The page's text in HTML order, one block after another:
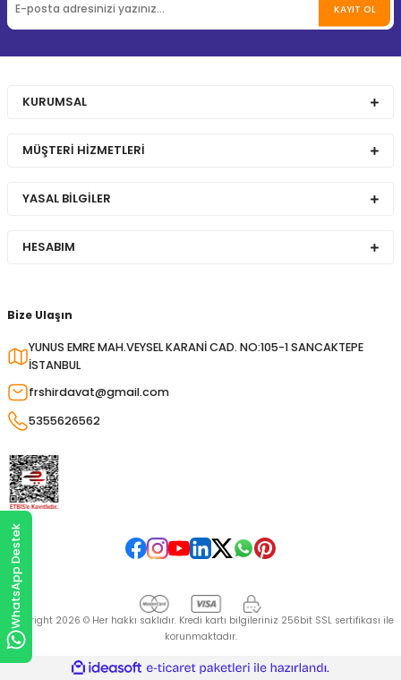
KAYIT OL
Bize Ulaşın
YUNUS EMRE MAH.VEYSEL KARANİ CAD. NO:105-1 SANCAKTEPE
İSTANBUL
frshirdavat@gmail.com
5355626562
KURUMSAL
MÜŞTERİ HİZMETLERİ
YASAL BİLGİLER
HESABIM
Copyright 2026 © Her hakkı saklıdır. Kredi kartı bilgileriniz 256bit SSL sertifikası ile
korunmaktadır.
WhatsApp Destek
ideasoft
e-